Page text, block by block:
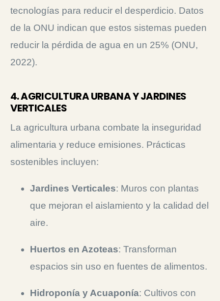
tecnologías para reducir el desperdicio. Datos
de la ONU indican que estos sistemas pueden
reducir la pérdida de agua en un 25% (ONU,
2022).
4. AGRICULTURA URBANA Y JARDINES
VERTICALES
La agricultura urbana combate la inseguridad
alimentaria y reduce emisiones. Prácticas
sostenibles incluyen:
Jardines Verticales: Muros con plantas
que mejoran el aislamiento y la calidad del
aire.
Huertos en Azoteas: Transforman
espacios sin uso en fuentes de alimentos.
Hidroponía y Acuaponía: Cultivos con